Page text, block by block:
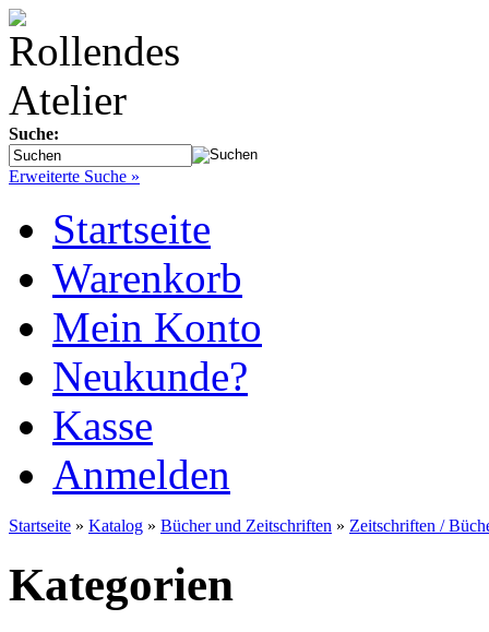
Suche:
Erweiterte Suche »
Startseite
Warenkorb
Mein Konto
Neukunde?
Kasse
Anmelden
Startseite » Katalog » Bücher und Zeitschriften » Zeitschriften /
Kategorien